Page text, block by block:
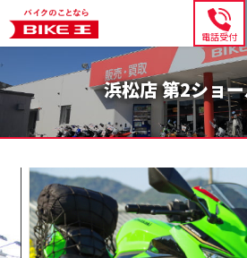
電話受付
浜松店 第2ショ